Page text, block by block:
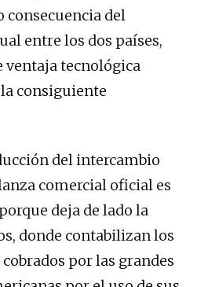
consecuencia del
entre los dos países,
ventaja tecnológica
consiguiente
del intercambio
comercial oficial es
deja de lado la
donde contabilizan los
por las grandes